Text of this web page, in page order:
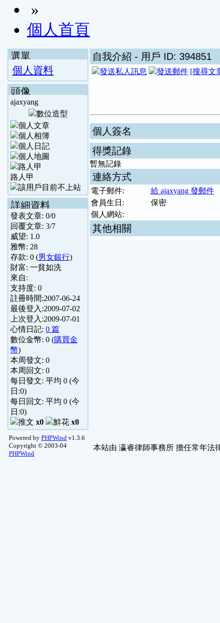
»
個人首頁
選單
個人資料
頭像
ajaxyang
路人甲
詳細資料
發表文章: 0/0
回覆文章: 3/7
威望: 1.0
雅幣: 28
存款: 0 (男女銀行)
財富: 一貧如洗
來自:
支持度: 0
註冊時間:2007-06-24
最後登入:2009-07-02
上次登入:2009-07-01
心情日記: 0 篇
數位金幣: 0 (購買金
幣)
本周發文: 0
本周回文: 0
每日發文: 平均 0 (今
日:0)
每日回文: 平均 0 (今
日:0)
x0
x0
自我介紹 - 用戶 ID: 394851
[搜尋文
個人簽名
得獎記錄
暫無記錄
連絡方式
電子郵件:
給 ajaxyang 發郵件
會員生日:
保密
個人網站:
其他相關
Powered by PHPWind v1.3.6
Copyright © 2003-04
PHPWind
本站由 瀛睿律師事務所 擔任常年法